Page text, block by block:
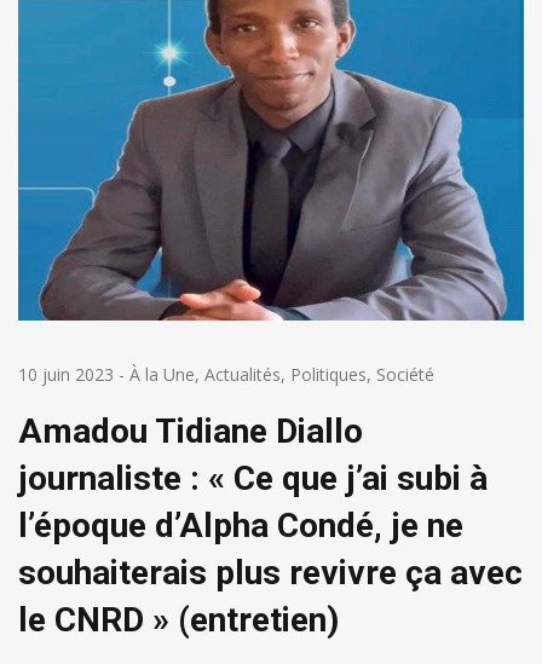
10 juin 2023 - À la Une, Actualités, Politiques, Société
Amadou Tidiane Diallo
journaliste : « Ce que j’ai subi à
l’époque d’Alpha Condé, je ne
souhaiterais plus revivre ça avec
le CNRD » (entretien)